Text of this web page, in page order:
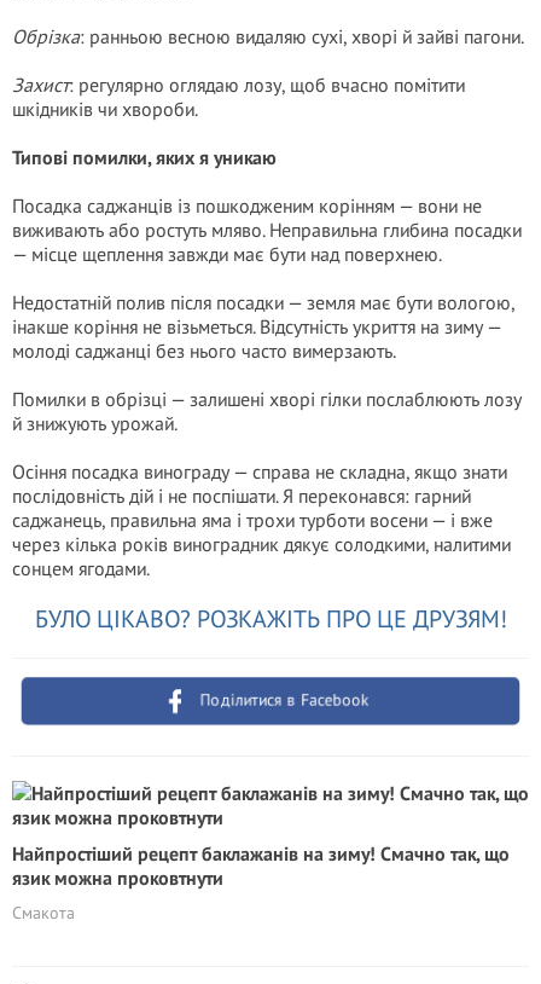
Обрізка: ранньою весною видаляю сухі, хворі й зайві пагони.
Захист: регулярно оглядаю лозу, щоб вчасно помітити
шкідників чи хвороби.
Типові помилки, яких я уникаю
Посадка саджанців із пошкодженим корінням — вони не
виживають або ростуть мляво. Неправильна глибина посадки
— місце щеплення завжди має бути над поверхнею.
Недостатній полив після посадки — земля має бути вологою,
інакше коріння не візьметься. Відсутність укриття на зиму —
молоді саджанці без нього часто вимерзають.
Помилки в обрізці — залишені хворі гілки послаблюють лозу
й знижують урожай.
Осіння посадка винограду — справа не складна, якщо знати
послідовність дій і не поспішати. Я переконався: гарний
саджанець, правильна яма і трохи турботи восени — і вже
через кілька років виноградник дякує солодкими, налитими
сонцем ягодами.
БУЛО ЦІКАВО? РОЗКАЖІТЬ ПРО ЦЕ ДРУЗЯМ!
Поділитися в Facebook
Найпростіший рецепт баклажанів на зиму! Смачно так, що
язик можна проковтнути
Смакота